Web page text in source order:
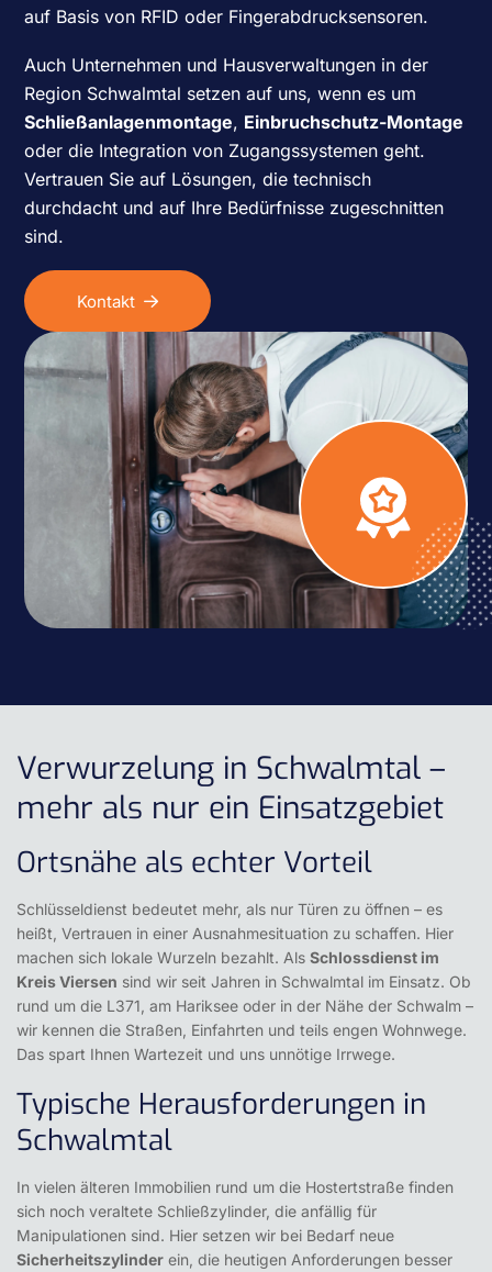
auf Basis von RFID oder Fingerabdrucksensoren.
Auch Unternehmen und Hausverwaltungen in der
Region Schwalmtal setzen auf uns, wenn es um
Schließanlagenmontage, Einbruchschutz-Montage
oder die Integration von Zugangssystemen geht.
Vertrauen Sie auf Lösungen, die technisch
durchdacht und auf Ihre Bedürfnisse zugeschnitten
sind.
Kontakt
Verwurzelung in Schwalmtal –
mehr als nur ein Einsatzgebiet
Ortsnähe als echter Vorteil
Schlüsseldienst bedeutet mehr, als nur Türen zu öffnen – es
heißt, Vertrauen in einer Ausnahmesituation zu schaffen. Hier
machen sich lokale Wurzeln bezahlt. Als Schlossdienst im
Kreis Viersen sind wir seit Jahren in Schwalmtal im Einsatz. Ob
rund um die L371, am Hariksee oder in der Nähe der Schwalm –
wir kennen die Straßen, Einfahrten und teils engen Wohnwege.
Das spart Ihnen Wartezeit und uns unnötige Irrwege.
Typische Herausforderungen in
Schwalmtal
In vielen älteren Immobilien rund um die Hostertstraße finden
sich noch veraltete Schließzylinder, die anfällig für
Manipulationen sind. Hier setzen wir bei Bedarf neue
Sicherheitszylinder ein, die heutigen Anforderungen besser